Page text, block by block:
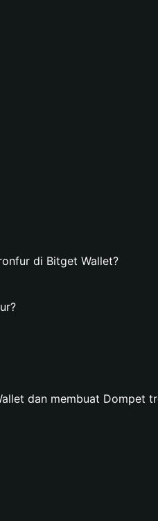
di Bitget Wallet?
dan membuat Dompet